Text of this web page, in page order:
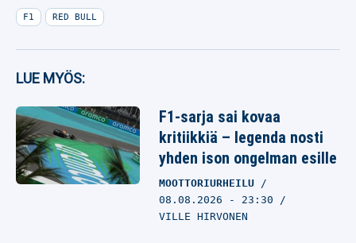
F1 RED BULL
LUE MYÖS:
F1-sarja sai kovaa
kritiikkiä – legenda nosti
yhden ison ongelman esille
MOOTTORIURHEILU
08.08.2026 - 23:30
VILLE HIRVONEN